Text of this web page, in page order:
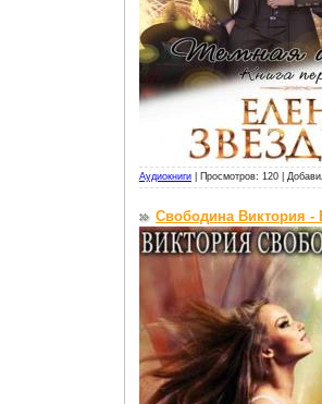
Аудиокниги Просмотров: 120 |
Свободина Виктория -